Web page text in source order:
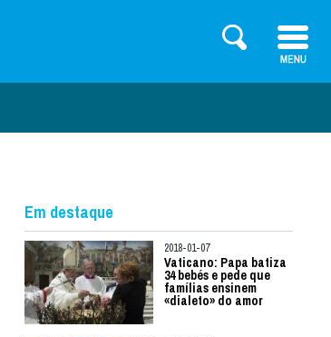
Em destaque
2018-01-07
Vaticano: Papa batiza
34 bebés e pede que
famílias ensinem
«dialeto» do amor